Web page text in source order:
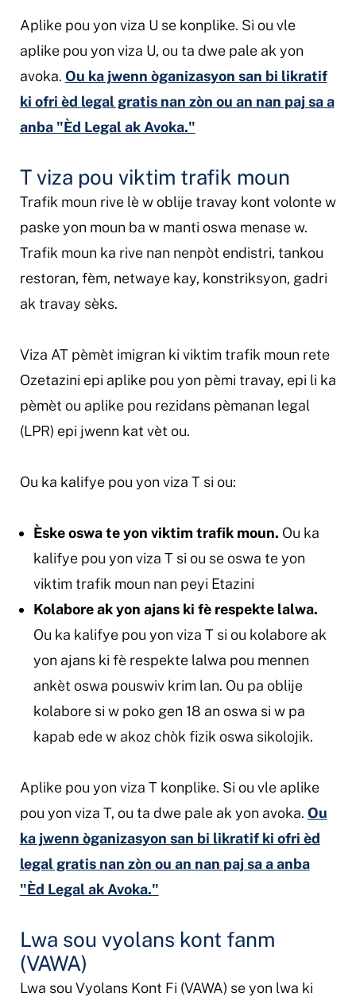
Aplike pou yon viza U se konplike. Si ou vle
aplike pou yon viza U, ou ta dwe pale ak yon
avoka. Ou ka jwenn òganizasyon san bi likratif
ki ofri èd legal gratis nan zòn ou an nan paj sa a
anba "Èd Legal ak Avoka."
T viza pou viktim trafik moun
Trafik moun rive lè w oblije travay kont volonte w
paske yon moun ba w manti oswa menase w.
Trafik moun ka rive nan nenpòt endistri, tankou
restoran, fèm, netwaye kay, konstriksyon, gadri
ak travay sèks.
Viza AT pèmèt imigran ki viktim trafik moun rete
Ozetazini epi aplike pou yon pèmi travay, epi li ka
pèmèt ou aplike pou rezidans pèmanan legal
(LPR) epi jwenn kat vèt ou.
Ou ka kalifye pou yon viza T si ou:
Èske oswa te yon viktim trafik moun. Ou ka
kalifye pou yon viza T si ou se oswa te yon
viktim trafik moun nan peyi Etazini
Kolabore ak yon ajans ki fè respekte lalwa.
Ou ka kalifye pou yon viza T si ou kolabore ak
yon ajans ki fè respekte lalwa pou mennen
ankèt oswa pouswiv krim lan. Ou pa oblije
kolabore si w poko gen 18 an oswa si w pa
kapab ede w akoz chòk fizik oswa sikolojik.
Aplike pou yon viza T konplike. Si ou vle aplike
pou yon viza T, ou ta dwe pale ak yon avoka. Ou
ka jwenn òganizasyon san bi likratif ki ofri èd
legal gratis nan zòn ou an nan paj sa a anba
"Èd Legal ak Avoka."
Lwa sou vyolans kont fanm
(VAWA)
Lwa sou Vyolans Kont Fi (VAWA) se yon lwa ki